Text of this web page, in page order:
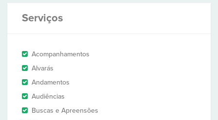
Serviços
Acompanhamentos
Alvarás
Andamentos
Audiências
Buscas e Apreensões